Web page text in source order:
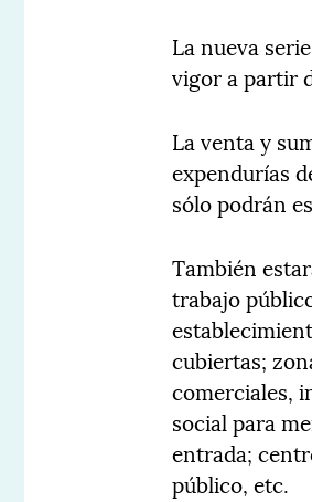
La nueva
vigor a partir
La venta y
expendurías
sólo podrán
También
trabajo
cubiertas;
comerciales,
social para
entrada;
público, etc.